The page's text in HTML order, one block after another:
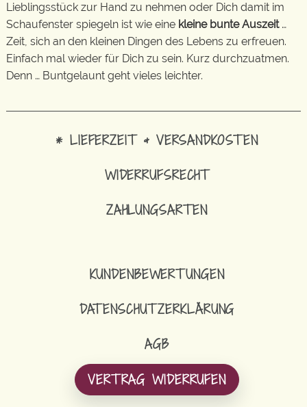
Lieblingsstück zur Hand zu nehmen oder Dich damit im
Schaufenster spiegeln ist wie eine kleine bunte Auszeit…
Zeit, sich an den kleinen Dingen des Lebens zu erfreuen.
Einfach mal wieder für Dich zu sein. Kurz durchzuatmen.
Denn … Buntgelaunt geht vieles leichter.
* LIEFERZEIT & VERSANDKOSTEN
WIDERRUFSRECHT
ZAHLUNGSARTEN
KUNDENBEWERTUNGEN
DATENSCHUTZERKLÄRUNG
AGB
VERTRAG WIDERRUFEN